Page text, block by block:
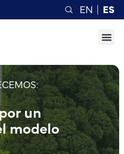
EN ES
un
modelo